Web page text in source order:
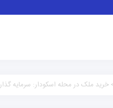
ملک در محله اسکودار: سرمایه